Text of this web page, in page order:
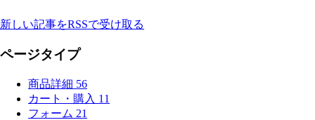
新しい記事をRSSで受け取る
ページタイプ
商品詳細 56
カート・購入 11
フォーム 21